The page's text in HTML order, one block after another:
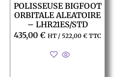
POLISSEUSE BIGFOOT
ORBITALE ALEATOIRE
– LHR21ES/STD
435,00 € HT / 522,00 € TTC